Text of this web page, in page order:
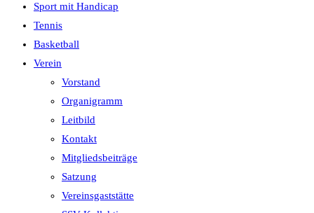
Sport mit Handicap
Tennis
Basketball
Verein
Vorstand
Organigramm
Leitbild
Kontakt
Mitgliedsbeiträge
Satzung
Vereinsgaststätte